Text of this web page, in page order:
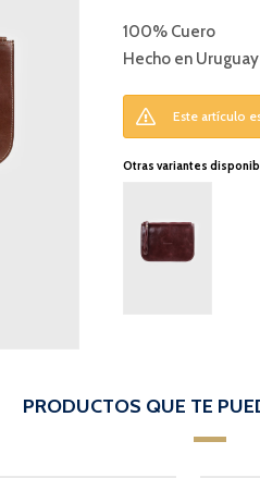
100% Cuero
Hecho en Uruguay
Este artículo
Otras variantes
PRODUCTOS QUE TE